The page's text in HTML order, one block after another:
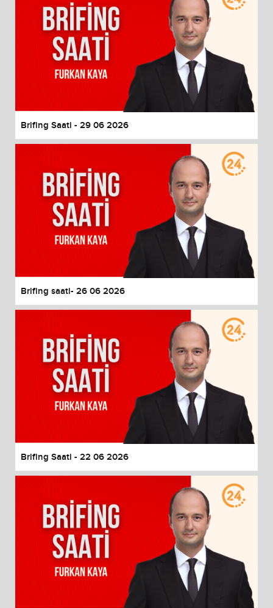
Brifing Saati - 29 06 2026
Brifing saati- 26 06 2026
Brifing Saati - 22 06 2026